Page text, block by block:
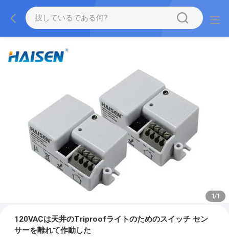
1/1
120VACは天井のTriproofライトのためのスイッチ セン
サーを離れて作動した